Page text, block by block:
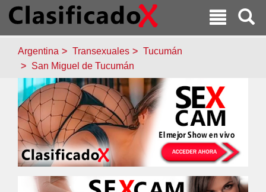
Argentina Transexuales
Tucumán
San Miguel de Tucumán